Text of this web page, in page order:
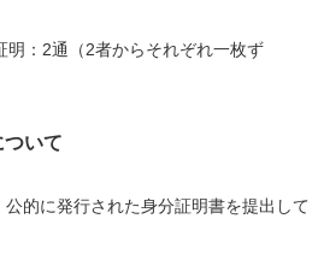
明：2通（2者からそれぞれ一枚ず
いて
的に発行された身分証明書を提出して